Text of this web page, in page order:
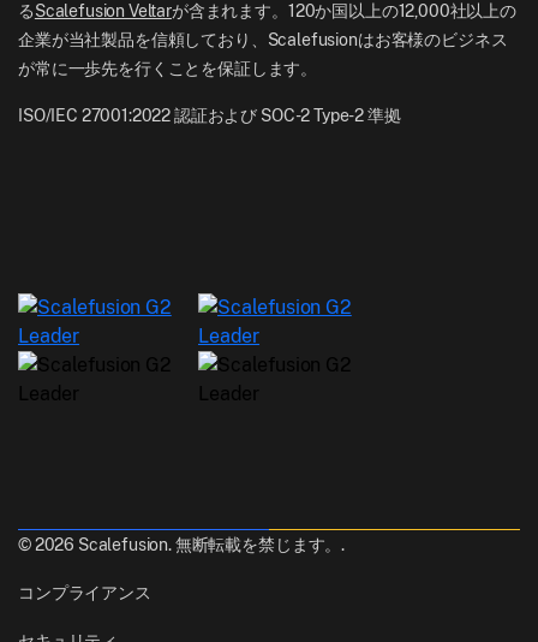
るScalefusion Veltarが含まれます。120か国以上の12,000社以上の
企業が当社製品を信頼しており、Scalefusionはお客様のビジネス
が常に一歩先を行くことを保証します。
ISO/IEC 27001:2022 認証および SOC-2 Type-2 準拠
© 2026 Scalefusion. 無断転載を禁じます。.
コンプライアンス